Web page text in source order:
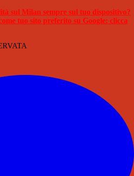
sul Milan sempre sul tuo dispositivo?
tuo sito preferito su Google: clicca